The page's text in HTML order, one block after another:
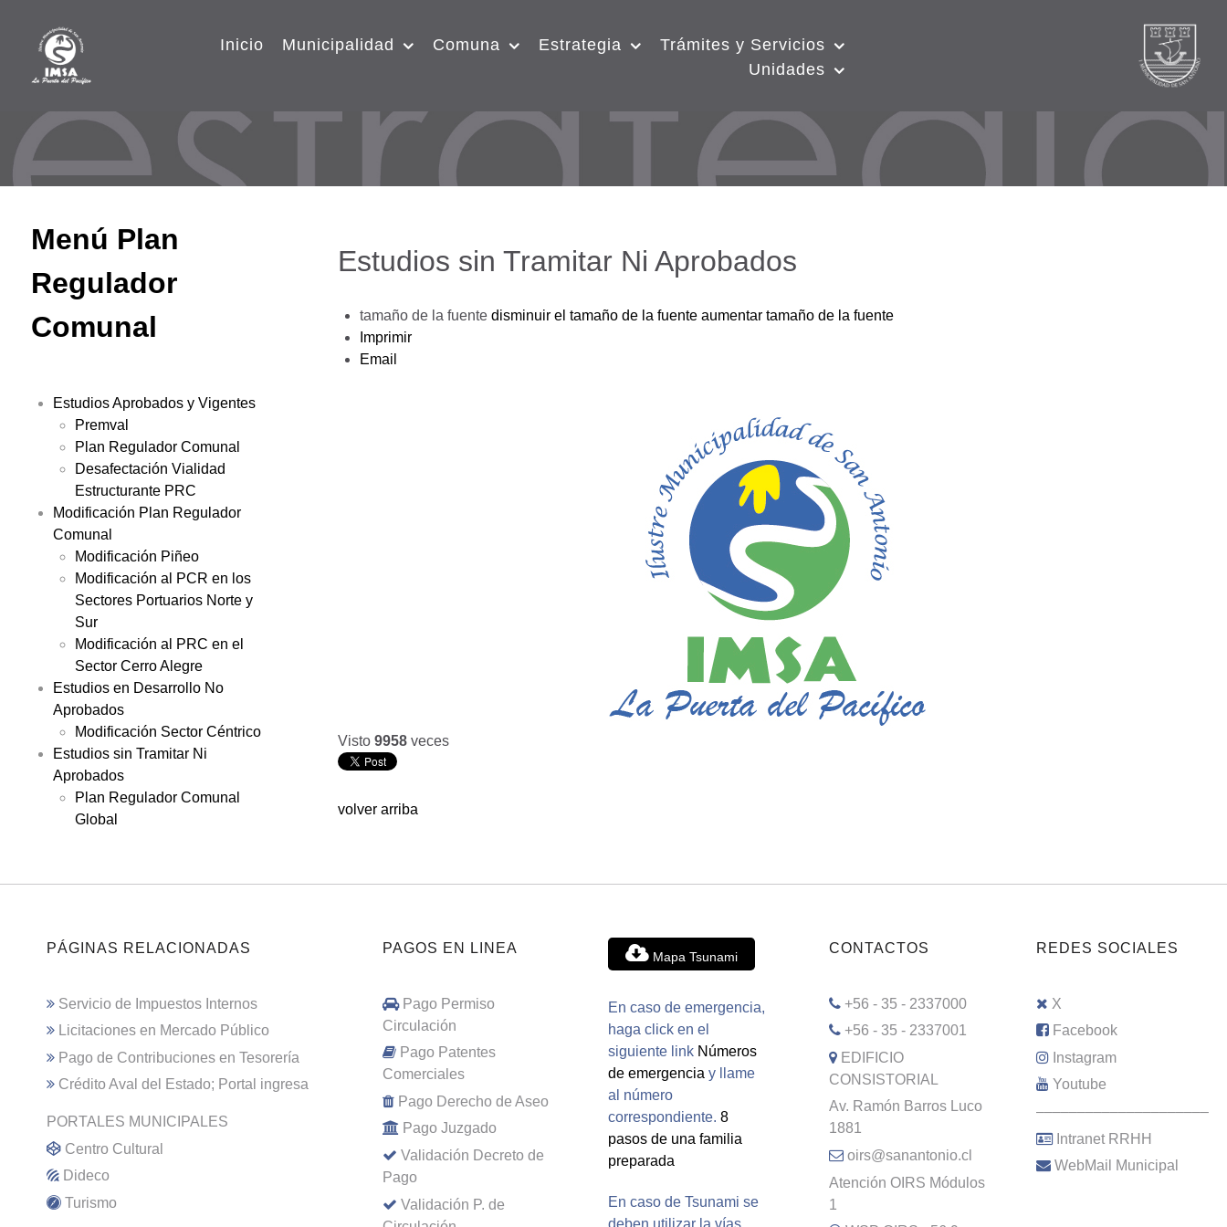
Inicio Municipalidad Comuna Estrategia
Trámites y Servicios
Unidades
Menú Plan
Regulador
Comunal
Estudios Aprobados y Vigentes
Premval
Plan Regulador Comunal
Desafectación Vialidad
Estructurante PRC
Modificación Plan Regulador
Comunal
Modificación Piñeo
Modificación al PCR en los
Sectores Portuarios Norte y
Sur
Modificación al PRC en el
Sector Cerro Alegre
Estudios en Desarrollo No
Aprobados
Modificación Sector Céntrico
Estudios sin Tramitar Ni
Aprobados
Plan Regulador Comunal
Global
Estudios sin Tramitar Ni Aprobados
tamaño de la fuente disminuir el tamaño de la fuente aumentar tamaño de la fuente
Imprimir
Email
Visto 9958 veces
volver arriba
PÁGINAS RELACIONADAS
Servicio de Impuestos Internos
Licitaciones en Mercado Público
Pago de Contribuciones en Tesorería
Crédito Aval del Estado; Portal ingresa
PORTALES MUNICIPALES
Centro Cultural
Dideco
Turismo
PAGOS EN LINEA
Pago Permiso
Circulación
Pago Patentes
Comerciales
Pago Derecho de Aseo
Pago Juzgado
Validación Decreto de
Pago
Validación P. de
Mapa Tsunami
En caso de emergencia,
haga click en el
siguiente link Números
de emergencia y llame
al número
correspondiente. 8
pasos de una familia
preparada
En caso de Tsunami se
deben utilizar la vías
CONTACTOS
+56 - 35 - 2337000
+56 - 35 - 2337001
EDIFICIO
CONSISTORIAL
Av. Ramón Barros Luco
1881
oirs@sanantonio.cl
Atención OIRS Módulos
1
REDES SOCIALES
X
Facebook
Instagram
Youtube
–––––––––––––––––––––
Intranet RRHH
WebMail Municipal